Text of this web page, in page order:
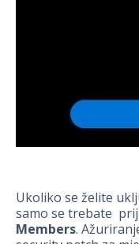
Ukoliko se želite
samo se trebate
Members.